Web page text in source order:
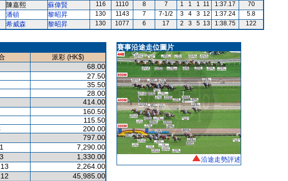
陳嘉熙 蘇偉賢 116 1110 8 7 1 1 1 11 1:37.17
70
潘頓 黎昭昇 130 1143 7 7-1/2 3 4 3 12 1:37.24
5.8
希威森 黎昭昇 130 1077 6 17 2 3 5 13 1:38.75 122
派彩 (HK$)
68.00
27.50
35.50
28.00
414.00
160.50
115.50
200.00
797.00
7,290.00
1,330.00
2,264.00
45,985.00
賽事沿途走位圖片
沿途走勢評述